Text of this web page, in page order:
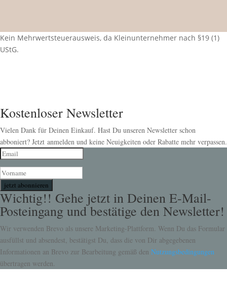
Kein Mehrwertsteuerausweis, da Kleinunternehmer nach §19 (1)
UStG.
Kostenloser Newsletter
Vielen Dank für Deinen Einkauf. Hast Du unseren Newsletter schon
abboniert? Jetzt anmelden und keine Neuigkeiten oder Rabatte mehr verpassen.
jetzt abonnieren
Wichtig!! Gehe jetzt in Deinen E-Mail-
Posteingang und bestätige den Newsletter!
Wir verwenden Brevo als unsere Marketing-Plattform. Wenn Du das Formular
ausfüllst und absendest, bestätigst Du, dass die von Dir abgegebenen
Informationen an Brevo zur Bearbeitung gemäß den Nutzungsbedingungen
übertragen werden.